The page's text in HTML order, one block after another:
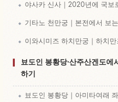
야사카 신사｜2020년에 국보
기타노 천만궁｜본전에서 보
이와시미즈 하치만궁｜하치
뵤도인 봉황당·산주산겐도
하기
뵤도인 봉황당｜아미타여래